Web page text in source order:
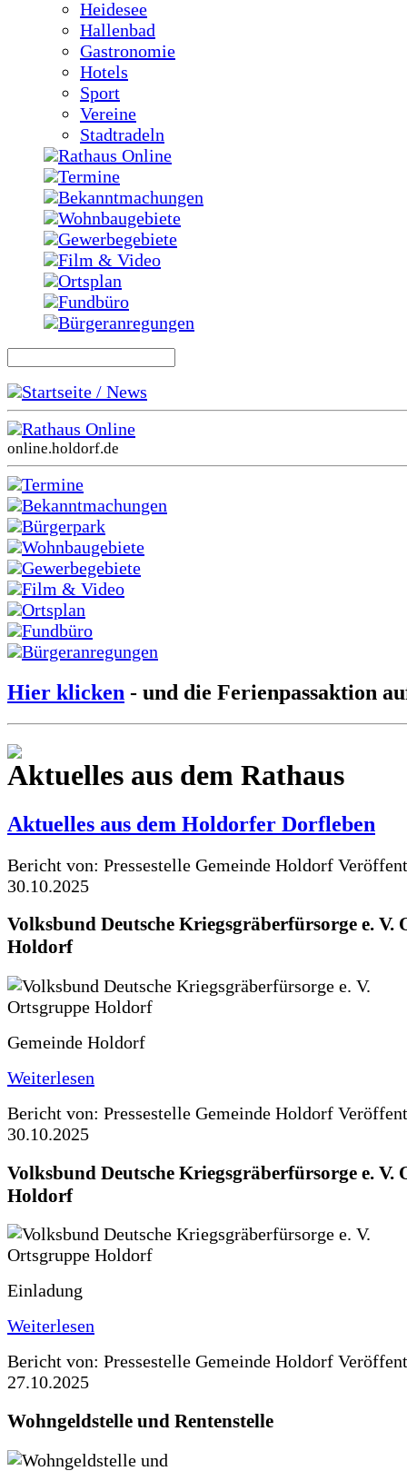
Heidesee
Hallenbad
Gastronomie
Hotels
Sport
Vereine
Stadtradeln
Rathaus Online
Termine
Bekanntmachungen
Wohnbaugebiete
Gewerbegebiete
Film & Video
Ortsplan
Fundbüro
Bürgeranregungen
Startseite / News
Rathaus Online
online.holdorf.de
Termine
Bekanntmachungen
Bürgerpark
Wohnbaugebiete
Gewerbegebiete
Film & Video
Ortsplan
Fundbüro
Bürgeranregungen
Hier klicken - und die Ferienpassaktion
Aktuelles aus dem Rathaus
Aktuelles aus dem Holdorfer Dorfleben
Bericht von: Pressestelle Gemeinde Holdorf
30.10.2025
Volksbund Deutsche Kriegsgräberfürsorge e. V.
Holdorf
Gemeinde Holdorf
Weiterlesen
Bericht von: Pressestelle Gemeinde Holdorf
30.10.2025
Volksbund Deutsche Kriegsgräberfürsorge e. V.
Holdorf
Einladung
Weiterlesen
Bericht von: Pressestelle Gemeinde Holdorf
27.10.2025
Wohngeldstelle und Rentenstelle